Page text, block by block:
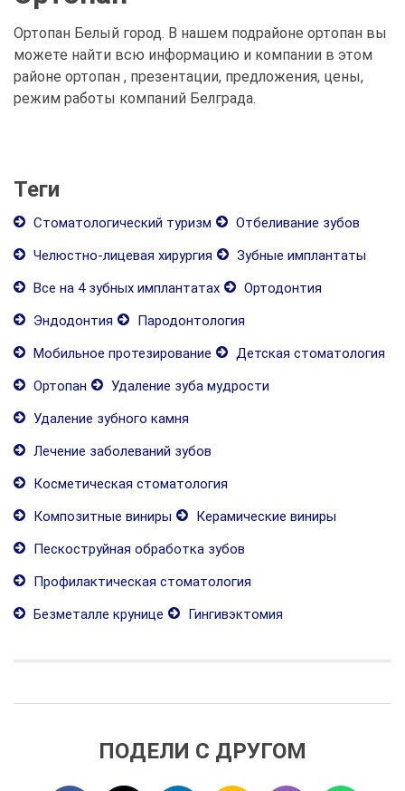
Ортопан Белый город. В нашем подрайоне ортопан вы
можете найти всю информацию и компании в этом
районе ортопан , презентации, предложения, цены,
режим работы компаний Белграда.
Теги
Стоматологический туризм
Отбеливание зубов
Челюстно-лицевая хирургия
Зубные имплантаты
Все на 4 зубных имплантатах
Ортодонтия
Эндодонтия
Пародонтология
Мобильное протезирование
Детская стоматология
Ортопан
Удаление зуба мудрости
Удаление зубного камня
Лечение заболеваний зубов
Косметическая стоматология
Композитные виниры
Керамические виниры
Пескоструйная обработка зубов
Профилактическая стоматология
Безметалле крунице
Гингивэктомия
ПОДЕЛИ С ДРУГОМ